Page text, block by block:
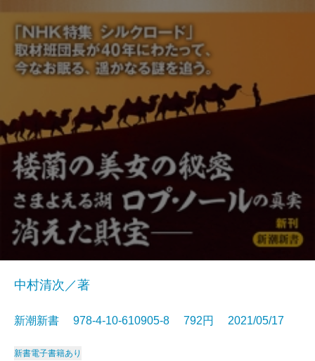
中村清次／著
新潮新書 978-4-10-610905-8 792円 2021/05/17
新書電子書籍あり